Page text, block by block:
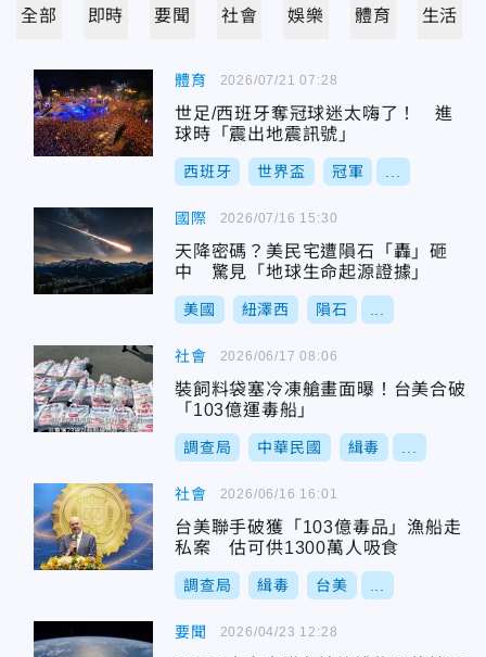
全部 即時 要聞 社會 娛樂 體育 生活
體育
世足/西班牙奪冠球迷太嗨了！ 進
球時「震出地震訊號」
西班牙 世界盃 冠軍
2026/07/21 07:28
國際
天降密碼？美民宅遭隕石「轟」砸
中 驚見「地球生命起源證據」
美國 紐澤西 隕石
2026/07/16 15:30
社會
裝飼料袋塞冷凍艙畫面曝！台美合破
「103億運毒船」
調查局 中華民國 緝毒
2026/06/17 08:06
社會
台美聯手破獲「103億毒品」漁船走
私案 估可供1300萬人吸食
調查局 緝毒 台美
2026/06/16 16:01
要聞 2026/04/23 12:28